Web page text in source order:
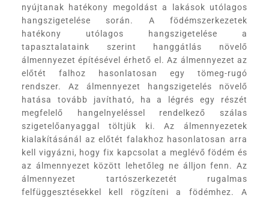
nyújtanak hatékony megoldást a lakások utólagos
hangszigetelése során. A födémszerkezetek
hatékony utólagos hangszigetelése a
tapasztalataink szerint hanggátlás növelő
álmennyezet építésével érhető el. Az álmennyezet az
előtét falhoz hasonlatosan egy tömeg-rugó
rendszer. Az álmennyezet hangszigetelés növelő
hatása tovább javítható, ha a légrés egy részét
megfelelő hangelnyeléssel rendelkező szálas
szigetelőanyaggal töltjük ki. Az álmennyezetek
kialakításánál az előtét falakhoz hasonlatosan arra
kell vigyázni, hogy fix kapcsolat a meglévő födém és
az álmennyezet között lehetőleg ne álljon fenn. Az
álmennyezet tartószerkezetét rugalmas
felfüggesztésekkel kell rögzíteni a födémhez. A